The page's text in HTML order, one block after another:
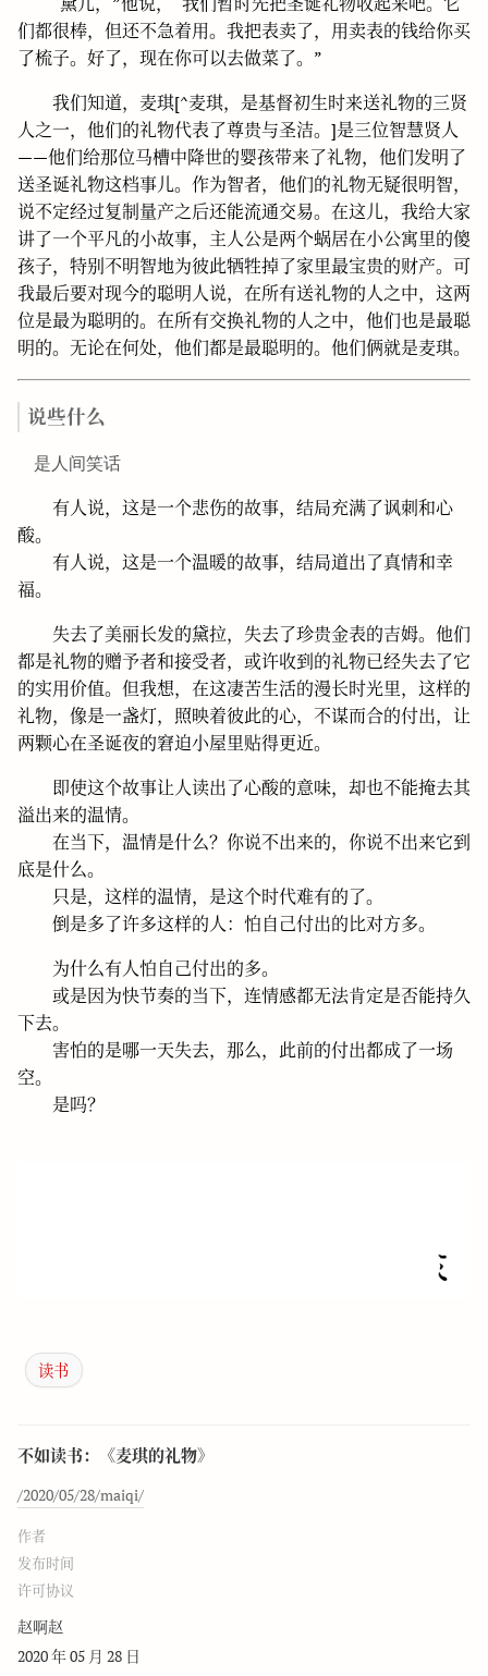
们都很棒，但还不急着用。我把表卖了，用卖表的钱给你买
了梳子。好了，现在你可以去做菜了。”
我们知道，麦琪[^麦琪，是基督初生时来送礼物的三贤
人之一，他们的礼物代表了尊贵与圣洁。]是三位智慧贤人
——他们给那位马槽中降世的婴孩带来了礼物，他们发明了
送圣诞礼物这档事儿。作为智者，他们的礼物无疑很明智，
说不定经过复制量产之后还能流通交易。在这儿，我给大家
讲了一个平凡的小故事，主人公是两个蜗居在小公寓里的傻
孩子，特别不明智地为彼此牺牲掉了家里最宝贵的财产。可
我最后要对现今的聪明人说，在所有送礼物的人之中，这两
位是最为聪明的。在所有交换礼物的人之中，他们也是最聪
明的。无论在何处，他们都是最聪明的。他们俩就是麦琪。
说些什么
是人间笑话
有人说，这是一个悲伤的故事，结局充满了讽刺和心
酸。
有人说，这是一个温暖的故事，结局道出了真情和幸
福。
失去了美丽长发的黛拉，失去了珍贵金表的吉姆。他们
都是礼物的赠予者和接受者，或许收到的礼物已经失去了它
的实用价值。但我想，在这凄苦生活的漫长时光里，这样的
礼物，像是一盏灯，照映着彼此的心，不谋而合的付出，让
两颗心在圣诞夜的窘迫小屋里贴得更近。
即使这个故事让人读出了心酸的意味，却也不能掩去其
溢出来的温情。
在当下，温情是什么？你说不出来的，你说不出来它到
底是什么。
只是，这样的温情，是这个时代难有的了。
倒是多了许多这样的人：怕自己付出的比对方多。
为什么有人怕自己付出的多。
或是因为快节奏的当下，连情感都无法肯定是否能持久
下去。
害怕的是哪一天失去，那么，此前的付出都成了一场
空。
是吗？
读书
不如读书：《麦琪的礼物》
/2020/05/28/maiqi/
作者
发布时间
许可协议
赵啊赵
2020 年 05 月 28 日